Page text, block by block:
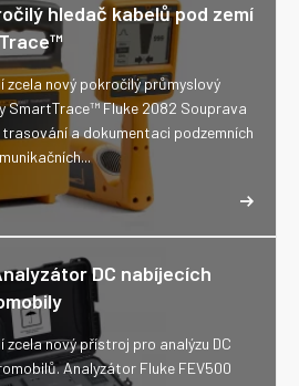
hledač kabelů pod zemí
zcela nový pokročilý průmyslový
SmartTrace™ Fluke 2082 Souprava
a dokumentaci podzemních
DC nabíjecích
nový přístroj pro analýzu DC
Analyzátor Fluke FEV500